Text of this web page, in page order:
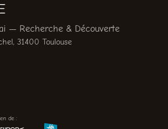
— Recherche & Découverte
31400 Toulouse
de :